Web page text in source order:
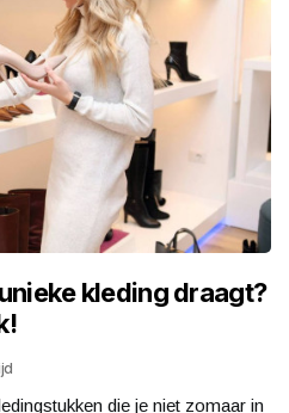
kleding draagt?
die je niet zomaar in